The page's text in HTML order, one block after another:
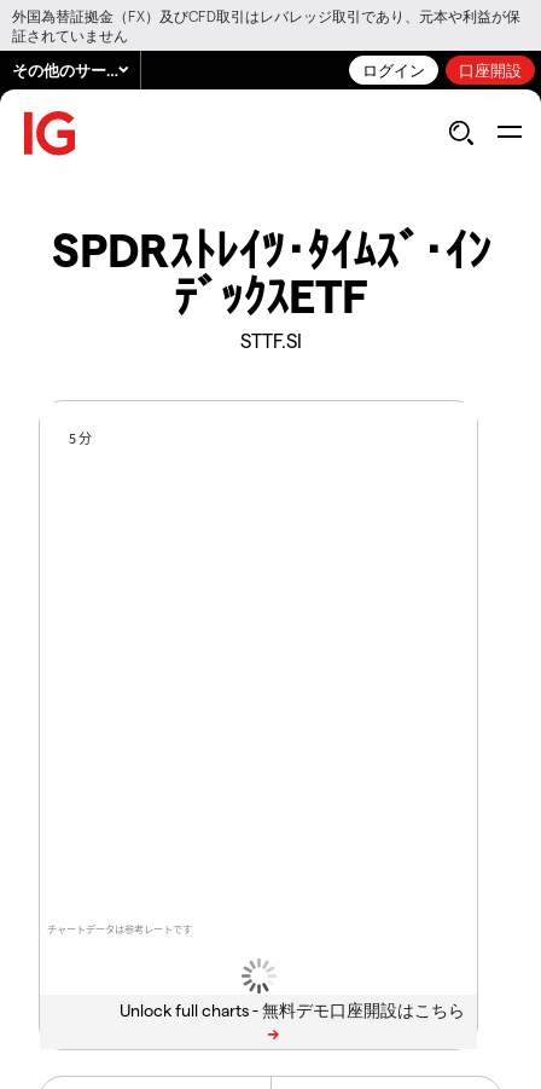
外国為替証拠金（FX）及びCFD取引はレバレッジ取引であり、元本や利益が保
証されていません
その他のサービス ログイン 口座開設
SPDRｽﾄﾚｲﾂ･ﾀｲﾑｽﾞ･ｲﾝ
ﾃﾞｯｸｽETF
STTF.SI
チャートデータは参考レートです
5 分
Unlock full charts -